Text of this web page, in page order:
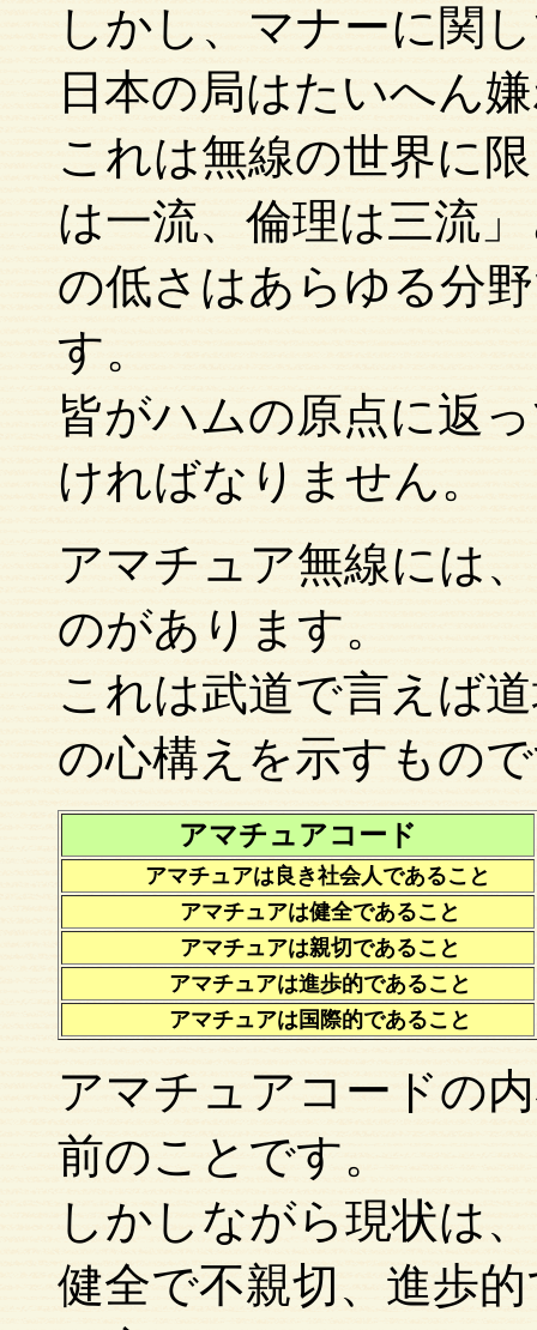
しかし、マナーに関
日本の局はたいへん
これは無線の世界に
は一流、倫理は三流
の低さはあらゆる分
す。
皆がハムの原点に返
ければなりません。
アマチュア無線には
のがあります。
これは武道で言えば
の心構えを示すもの
アマチュアコード
アマチュアは良き社会人であること
アマチュアは健全であること
アマチュアは親切であること
アマチュアは進歩的であること
アマチュアは国際的であること
アマチュアコードの
前のことです。
しかしながら現状は
健全で不親切、進歩